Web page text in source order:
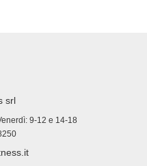
srl
9-12 e 14-18